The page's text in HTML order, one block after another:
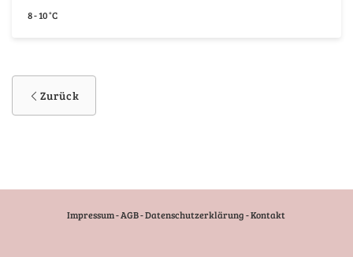
8 - 10 °C
Zurück
Impressum-AGB-Datenschutzerklärung-Kontakt